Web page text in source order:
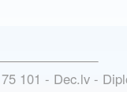
101 - Dec.lv -